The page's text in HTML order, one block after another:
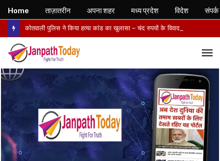
Home ताज़ातरीन अपना शहर मध्य प्रदेश विदेश संपर्क